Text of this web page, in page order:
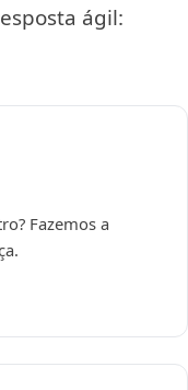
ágil:
Fazemos a